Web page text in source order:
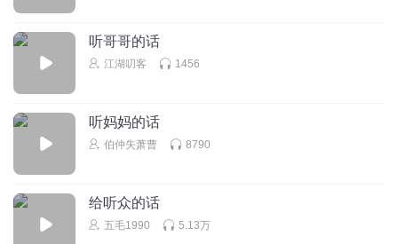
听哥哥的话
江湖叨客 1456
听妈妈的话
伯仲失萧曹 8790
给听众的话
五毛1990 5.13万